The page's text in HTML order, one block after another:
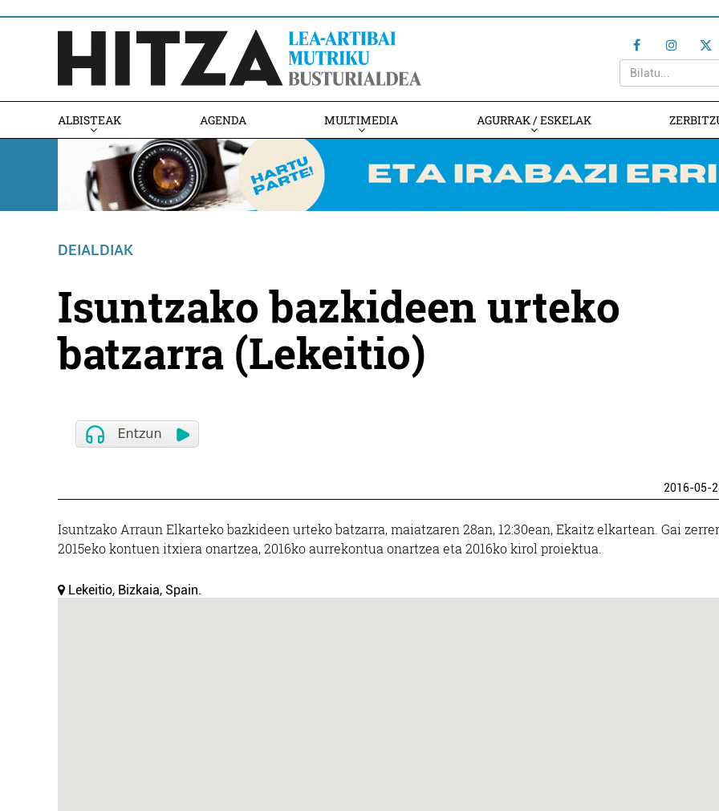
ALBISTEAK AGENDA MULTIMEDIA AGURRAK / ESKELAK
DEIALDIAK
Isuntzako bazkideen urteko
batzarra (Lekeitio)
2016-05-
Isuntzako Arraun Elkarteko bazkideen urteko batzarra, maiatzaren 28an, 12:30ean, Ekaitz elkartean. Gai
2015eko kontuen itxiera onartzea, 2016ko aurrekontua onartzea eta 2016ko kirol proiektua.
Lekeitio, Bizkaia, Spain.